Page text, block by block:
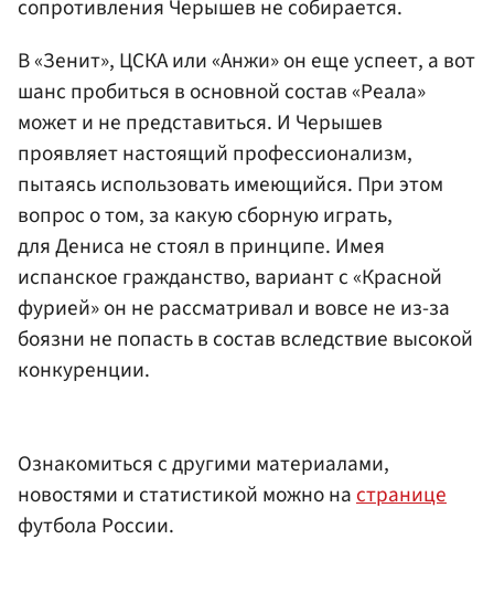
сопротивления Черышев не собирается.
В «Зенит», ЦСКА или «Анжи» он еще успеет, а вот
шанс пробиться в основной состав «Реала»
может и не представиться. И Черышев
проявляет настоящий профессионализм,
пытаясь использовать имеющийся. При этом
вопрос о том, за какую сборную играть,
для Дениса не стоял в принципе. Имея
испанское гражданство, вариант с «Красной
фурией» он не рассматривал и вовсе не из-за
боязни не попасть в состав вследствие высокой
конкуренции.
Ознакомиться с другими материалами,
новостями и статистикой можно настранице
футбола России.